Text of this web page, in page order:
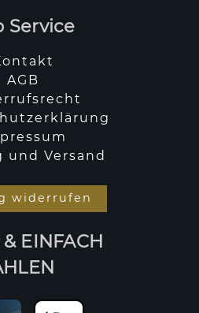
Service
AGB
und Versand
widerrufen
EINFACH